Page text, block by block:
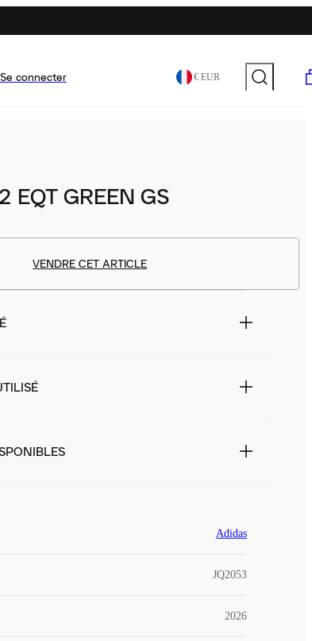
Se connecter € EUR
EQT GREEN GS
VENDRE CET ARTICLE
Adidas
JQ2053
2026